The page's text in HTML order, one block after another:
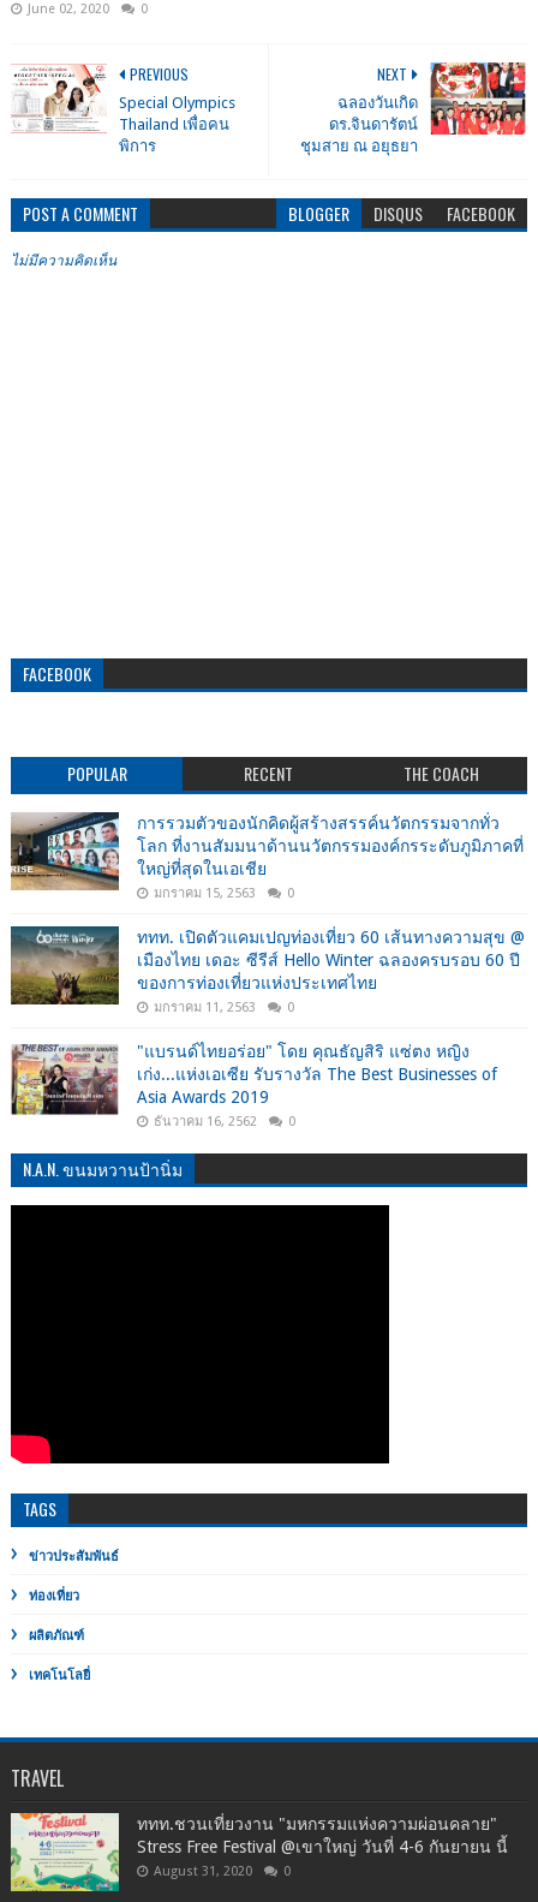
June 02, 2020 0
NEXT
ฉลองวันเกิด
ดร.จินดารัตน์
ชุมสาย ณ อยุธยา
PREVIOUS
Special Olympics
Thailand เพื่อคน
พิการ
POST A COMMENT BLOGGER DISQUS FACEBOOK
ไม่มีความคิดเห็น
FACEBOOK
POPULAR RECENT THE COACH
การรวมตัวของนักคิดผู้สร้างสรรค์นวัตกรรมจากทั่ว
โลก ที่งานสัมมนาด้านนวัตกรรมองค์กรระดับภูมิภาคที่
ใหญ่ที่สุดในเอเชีย
มกราคม 15, 2563 0
ททท. เปิดตัวแคมเปญท่องเที่ยว 60 เส้นทางความสุข @
เมืองไทย เดอะ ซีรีส์ Hello Winter ฉลองครบรอบ 60 ปี
ของการท่องเที่ยวแห่งประเทศไทย
มกราคม 11, 2563 0
"แบรนด์ไทยอร่อย" โดย คุณธัญสิริ แซ่ตง หญิง
เก่ง...แห่งเอเซีย รับรางวัล The Best Businesses of
Asia Awards 2019
ธันวาคม 16, 2562 0
N.A.N. ขนมหวานป้านิ่ม
TAGS
ข่าวประสัมพันธ์
ท่องเที่ยว
ผลิตภัณฑ์
เทคโนโลยี่
TRAVEL
ททท.ชวนเที่ยวงาน "มหกรรมแห่งความผ่อนคลาย"
Stress Free Festival @เขาใหญ่ วันที่ 4-6 กันยายน นี้
August 31, 2020 0